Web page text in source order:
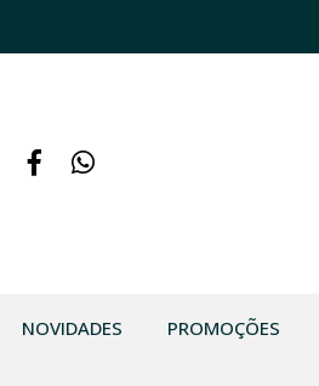
NOVIDADES PROMOÇÕES